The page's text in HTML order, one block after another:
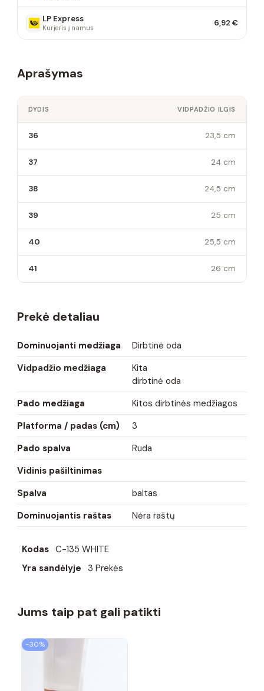
LP Express
Kurjeris į namus 6,92 €
Aprašymas
DYDIS VIDPADŽIO ILGIS
36 23,5 cm
37 24 cm
38 24,5 cm
39 25 cm
40 25,5 cm
41 26 cm
Prekė detaliau
Dominuojanti medžiaga
Dirbtinė oda
Vidpadžio medžiaga
Kita
dirbtinė oda
Pado medžiaga
Kitos dirbtinės medžiagos
Platforma / padas (cm)
3
Pado spalva
Ruda
Vidinis pašiltinimas
Spalva
baltas
Dominuojantis raštas
Nėra raštų
Kodas C-135 WHITE
Yra sandėlyje 3 Prekės
Jums taip pat gali patikti
−30%